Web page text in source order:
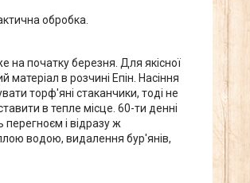
обробка.
на початку березня. Для якісної
матеріал в розчині Епін. Насіння
торф'яні стаканчики, тоді не
в тепле місце. 60-ти денні
і відразу ж
водою, видалення бур'янів,